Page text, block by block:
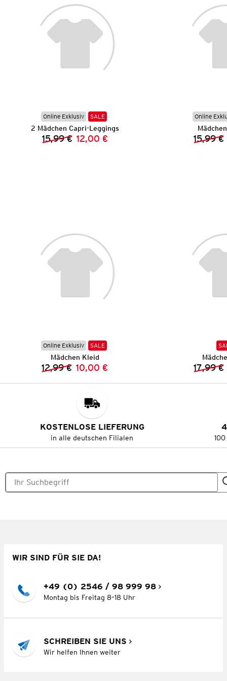
Online Exklusiv SALE
2 Mädchen Capri-Leggings
Vorheriger Preis:
15,99 € Neuer Preis:
12,00 €
Online
15,99 €
Online Exklusiv SALE
Mädchen Kleid
Vorheriger Preis:
12,99 € Neuer Preis:
10,00 € 17,99 €
KOSTENLOSE LIEFERUNG
in alle deutschen Filialen
WIR SIND FÜR SIE DA!
+49 (0) 2546 / 98 999 98
Montag bis Freitag 8–18 Uhr
SCHREIBEN SIE UNS
Wir helfen Ihnen weiter